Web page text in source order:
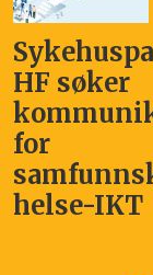
HF søker
for
helse-IKT